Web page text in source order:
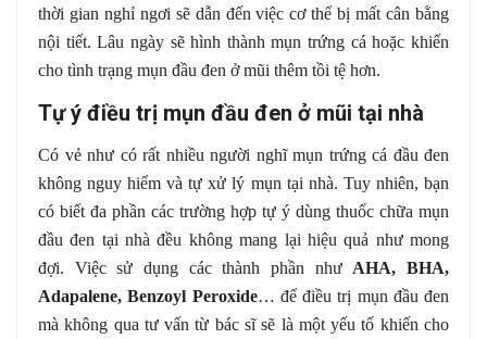
thời gian nghỉ ngơi sẽ dẫn đến việc cơ thể bị mất cân bằng
nội tiết. Lâu ngày sẽ hình thành mụn trứng cá hoặc khiến
cho tình trạng mụn đầu đen ở mũi thêm tồi tệ hơn.
Tự ý điều trị mụn đầu đen ở mũi tại nhà
Có vẻ như có rất nhiều người nghĩ mụn trứng cá đầu đen
không nguy hiểm và tự xử lý mụn tại nhà. Tuy nhiên, bạn
có biết đa phần các trường hợp tự ý dùng thuốc chữa mụn
đầu đen tại nhà đều không mang lại hiệu quả như mong
đợi. Việc sử dụng các thành phần như AHA, BHA,
Adapalene, Benzoyl Peroxide… để điều trị mụn đầu đen
mà không qua tư vấn từ bác sĩ sẽ là một yếu tố khiến cho